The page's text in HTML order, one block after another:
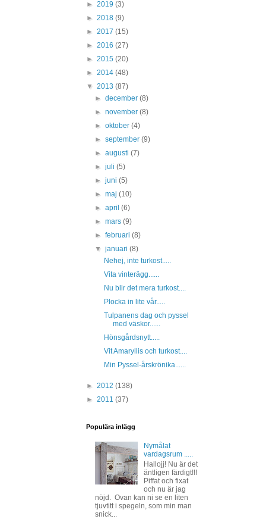
► 2019 (3)
► 2018 (9)
► 2017 (15)
► 2016 (27)
► 2015 (20)
► 2014 (48)
▼ 2013 (87)
►december(8)
►november(8)
►oktober(4)
►september(9)
►augusti(7)
►juli(5)
►juni(5)
►maj(10)
►april(6)
►mars(9)
►februari(8)
▼januari(8)
Nehej, inte turkost.....
Vita vinterägg......
Nu blir det mera turkost....
Plocka in lite vår.....
Tulpanens dag och pyssel
med väskor......
Hönsgårdsnytt.....
Vit Amaryllis och turkost....
Min Pyssel-årskrönika......
► 2012 (138)
► 2011 (37)
Populära inlägg
Nymålat
vardagsrum .....
Hallojj! Nu är det
äntligen färdigt!!!
Piffat och fixat
och nu är jag
nöjd. Ovan kan ni se en liten
tjuvtitt i spegeln, som min man
snick...